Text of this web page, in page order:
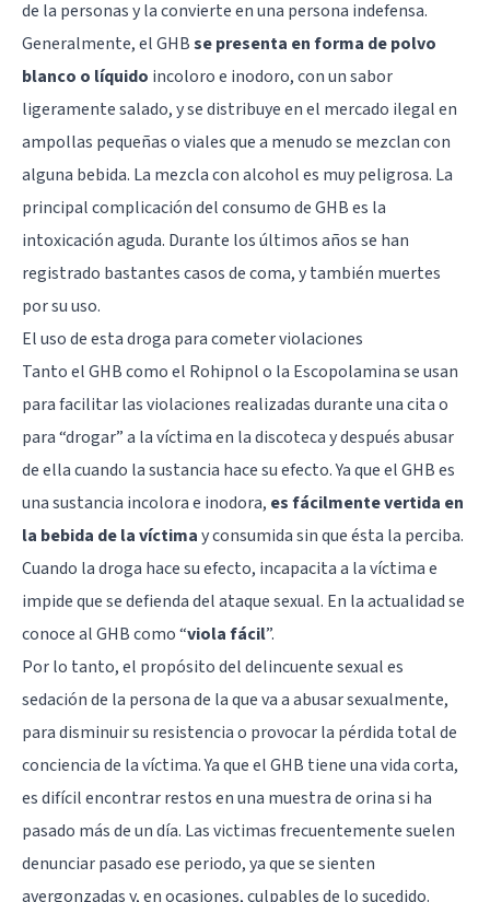
de la personas y la convierte en una persona indefensa.
Generalmente, el GHBse presenta en forma de polvo
blanco o líquido incoloro e inodoro, con un sabor
ligeramente salado, y se distribuye en el mercado ilegal en
ampollas pequeñas o viales que a menudo se mezclan con
alguna bebida. La mezcla con alcohol es muy peligrosa. La
principal complicación del consumo de GHB es la
intoxicación aguda. Durante los últimos años se han
registrado bastantes casos de coma, y también muertes
por su uso.
El uso de esta droga para cometer violaciones
Tanto el GHB como el Rohipnol o la Escopolamina se usan
para facilitar las violaciones realizadas durante una cita o
para “drogar” a la víctima en la discoteca y después abusar
de ella cuando la sustancia hace su efecto. Ya que el GHB es
una sustancia incolora e inodora, es fácilmente vertida en
la bebida de la víctimay consumida sin que ésta la perciba.
Cuando la droga hace su efecto, incapacita a la víctima e
impide que se defienda del ataque sexual. En la actualidad se
conoce al GHB como “viola fácil”.
Por lo tanto, el propósito del delincuente sexual es
sedación de la persona de la que va a abusar sexualmente,
para disminuir su resistencia o provocar la pérdida total de
conciencia de la víctima. Ya que el GHB tiene una vida corta,
es difícil encontrar restos en una muestra de orina si ha
pasado más de un día. Las victimas frecuentemente suelen
denunciar pasado ese periodo, ya que se sienten
avergonzadas y, en ocasiones, culpables de lo sucedido.